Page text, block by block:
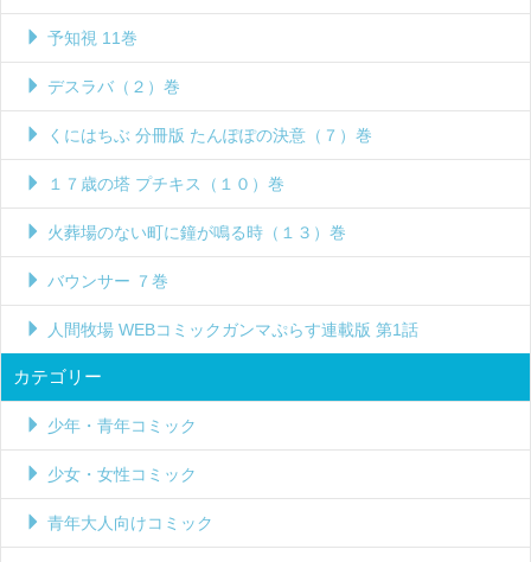
予知視 11巻
デスラバ（２）巻
くにはちぶ 分冊版 たんぽぽの決意（７）巻
１７歳の塔 プチキス（１０）巻
火葬場のない町に鐘が鳴る時（１３）巻
バウンサー ７巻
人間牧場 WEBコミックガンマぷらす連載版 第1話
カテゴリー
少年・青年コミック
少女・女性コミック
青年大人向けコミック